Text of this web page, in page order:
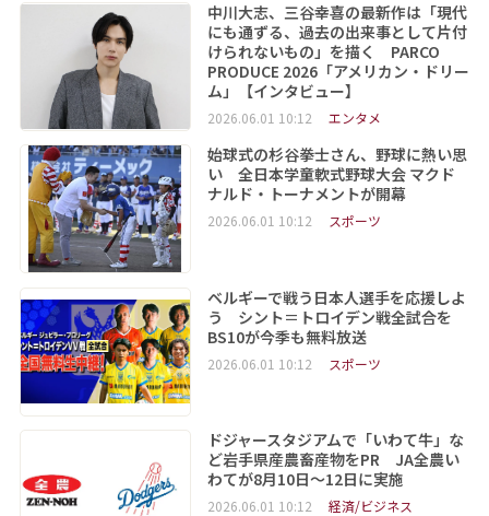
中川大志、三谷幸喜の最新作は「現代
にも通ずる、過去の出来事として片付
けられないもの」を描く PARCO
PRODUCE 2026「アメリカン・ドリー
ム」【インタビュー】
2026.06.01 10:12 エンタメ
始球式の杉谷拳士さん、野球に熱い思
い 全日本学童軟式野球大会 マクド
ナルド・トーナメントが開幕
2026.06.01 10:12 スポーツ
ベルギーで戦う日本人選手を応援しよ
う シント＝トロイデン戦全試合を
BS10が今季も無料放送
2026.06.01 10:12 スポーツ
ドジャースタジアムで「いわて牛」な
ど岩手県産農畜産物をPR JA全農い
わてが8月10日～12日に実施
2026.06.01 10:12 経済/ビジネス